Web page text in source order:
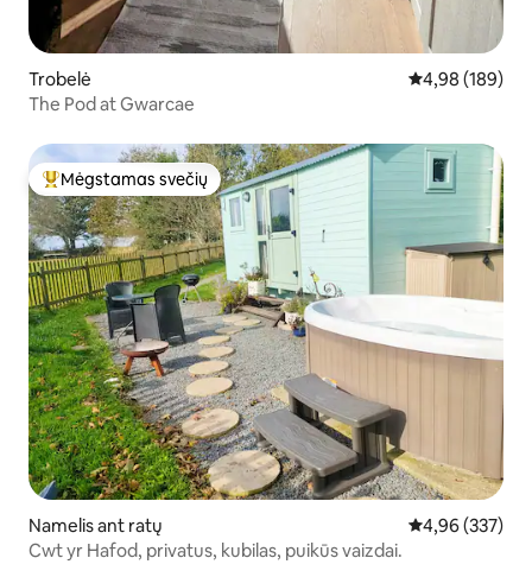
Trobelė Vidutinis
4,98 (189)
The Pod at Gwarcae
Svečių mėgstamiausias
Mėgstamas svečių
Namelis ant ratų Vidutinis
4,96 (337)
Cwt yr Hafod, privatus, kubilas, puikūs vaizdai.